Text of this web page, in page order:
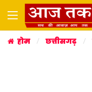
होम छत्तीसगढ़